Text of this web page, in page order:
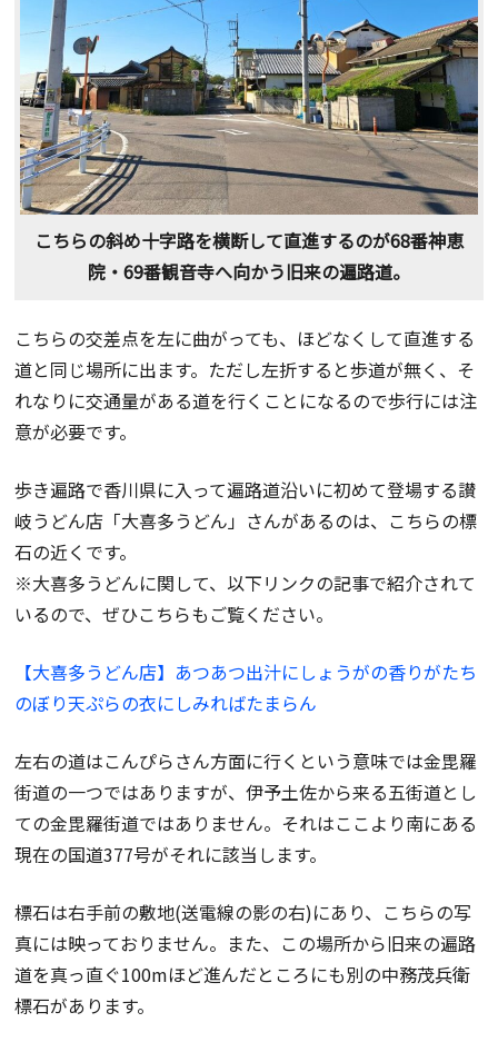
こちらの斜め十字路を横断して直進するのが68番神恵
院・69番観音寺へ向かう旧来の遍路道。
こちらの交差点を左に曲がっても、ほどなくして直進する
道と同じ場所に出ます。ただし左折すると歩道が無く、そ
れなりに交通量がある道を行くことになるので歩行には注
意が必要です。
歩き遍路で香川県に入って遍路道沿いに初めて登場する讃
岐うどん店「大喜多うどん」さんがあるのは、こちらの標
石の近くです。
※大喜多うどんに関して、以下リンクの記事で紹介されて
いるので、ぜひこちらもご覧ください。
【大喜多うどん店】あつあつ出汁にしょうがの香りがたち
のぼり天ぷらの衣にしみればたまらん
左右の道はこんぴらさん方面に行くという意味では金毘羅
街道の一つではありますが、伊予土佐から来る五街道とし
ての金毘羅街道ではありません。それはここより南にある
現在の国道377号がそれに該当します。
標石は右手前の敷地(送電線の影の右)にあり、こちらの写
真には映っておりません。また、この場所から旧来の遍路
道を真っ直ぐ100mほど進んだところにも別の中務茂兵衛
標石があります。